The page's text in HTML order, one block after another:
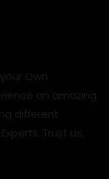
Own
an amazing
different
Trust us,